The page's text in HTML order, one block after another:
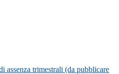
assenza trimestrali (da pubblicare